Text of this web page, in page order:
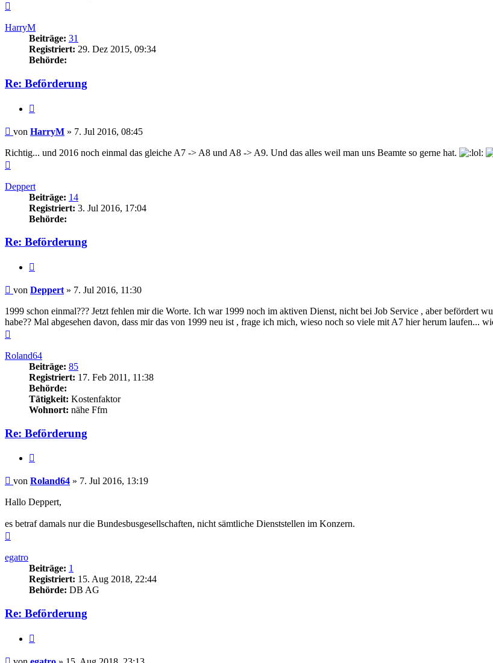
HarryM
Beiträge: 31
Registriert: 29. Dez 2015, 09:34
Behörde:
Re: Beförderung
Beitrag
von HarryM » 7. Jul 2016, 08:45
Richtig... und 2016 noch einmal das gleiche A7 -> A8 und A8 -> A9. Und das alles weil man uns Beamte so gerne hat.
Deppert
Beiträge: 14
Registriert: 3. Jul 2016, 17:04
Behörde:
Re: Beförderung
Beitrag
von Deppert » 7. Jul 2016, 11:30
1999 schon einmal??? Jetzt fehlen mir die Worte. Ich war 1999 noch im aktiven Dienst, nicht bei Job Service , aber befördert
habe?? Mal abgesehen davon, dass mir das von 1999 neu ist , frage ich mich, wieso noch so viele mit A7 hier herum laufen...
Roland64
Beiträge: 85
Registriert: 17. Feb 2011, 11:38
Behörde:
Tätigkeit: Kostenfaktor
Wohnort: nähe Ffm
Re: Beförderung
Beitrag
von Roland64 » 7. Jul 2016, 13:19
Hallo Deppert,
es betraf damals nur die Bundesbusgesellschaften, nicht sämtliche Dienststellen im Konzern.
egatro
Beiträge: 1
Registriert: 15. Aug 2018, 22:44
Behörde: DB AG
Re: Beförderung
Beitrag